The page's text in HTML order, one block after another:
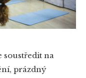
soustředit na
prázdný